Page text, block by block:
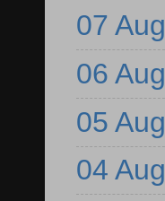
07 Aug
06 Aug
05 Aug
04 Aug